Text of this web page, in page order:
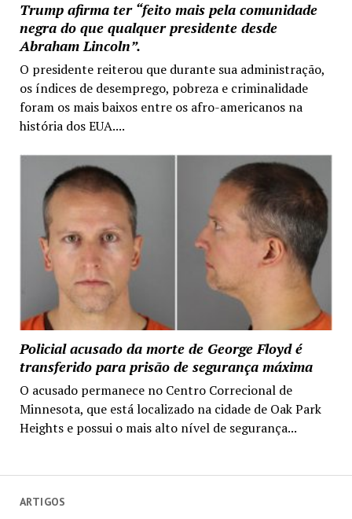
Trump afirma ter “feito mais pela comunidade
negra do que qualquer presidente desde
Abraham Lincoln”.
O presidente reiterou que durante sua administração,
os índices de desemprego, pobreza e criminalidade
foram os mais baixos entre os afro-americanos na
história dos EUA....
Policial acusado da morte de George Floyd é
transferido para prisão de segurança máxima
O acusado permanece no Centro Correcional de
Minnesota, que está localizado na cidade de Oak Park
Heights e possui o mais alto nível de segurança...
ARTIGOS